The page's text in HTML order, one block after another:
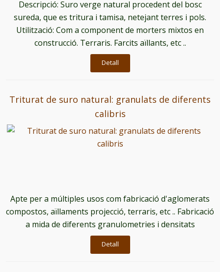
Descripció: Suro verge natural procedent del bosc
sureda, que es tritura i tamisa, netejant terres i pols.
Utilització: Com a component de morters mixtos en
construcció. Terraris. Farcits aïllants, etc ..
Detall
Triturat de suro natural: granulats de diferents
calibris
Apte per a múltiples usos com fabricació d'aglomerats
compostos, aïllaments projecció, terraris, etc .. Fabricació
a mida de diferents granulometries i densitats
Detall